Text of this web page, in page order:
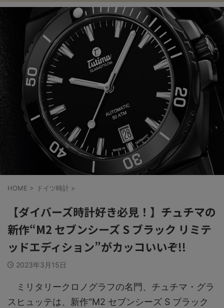
HOME > ドイツ時計 >
【ダイバーズ時計好き必見！】チュチマの
新作“M2 セブンシーズ S ブラック リミテ
ッドエディション”がカッコいいぞ!!
2023年3月15日
ミリタリークロノグラフの名門、チュチマ・グラ
スヒュッテは、新作“M2 セブンシーズ S ブラック